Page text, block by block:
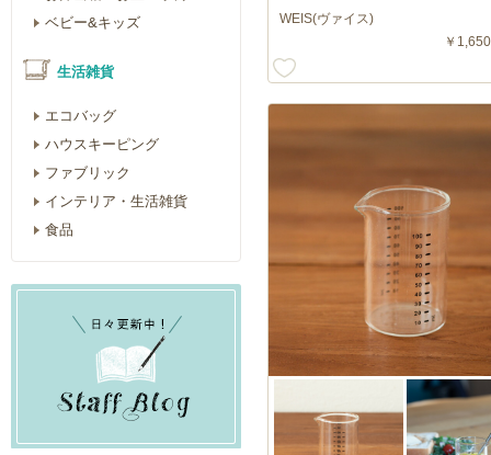
WEIS(ヴァイス)
￥
ベビー&キッズ
生活雑貨
エコバッグ
ハウスキーピング
ファブリック
インテリア・生活雑貨
食品